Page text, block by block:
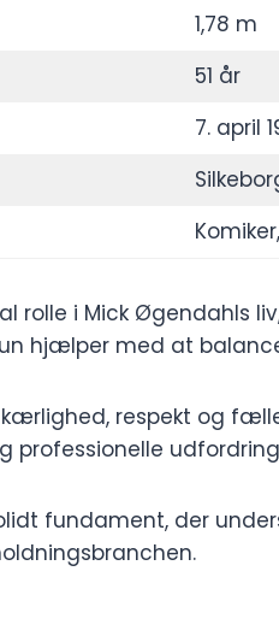
1,78 m
51 år
7. april
rolle i Mick Øgendahls
hjælper med at
respekt og
professionelle
fundament, der